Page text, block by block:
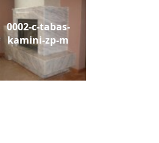
0002-c-tabas-
kamini-zp-m